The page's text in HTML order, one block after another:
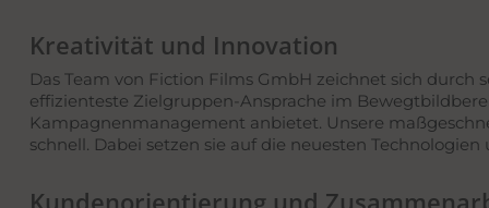
Kreativität und Innovation
Das Team von Fiction Films GmbH zeichnet sich
effizienteste Zielgruppen-Ansprache im
Kampagnenmanagement anbietet. Unsere
schnell. Dabei setzen sie auf die neuesten Technologien